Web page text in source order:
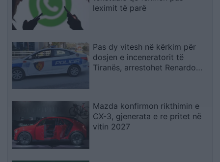
leximit të parë
Pas dy vitesh në kërkim për
dosjen e inceneratorit të
Tiranës, arrestohet Renardo
Mazda konfirmon rikthimin e
CX-3, gjenerata e re pritet në
vitin 2027